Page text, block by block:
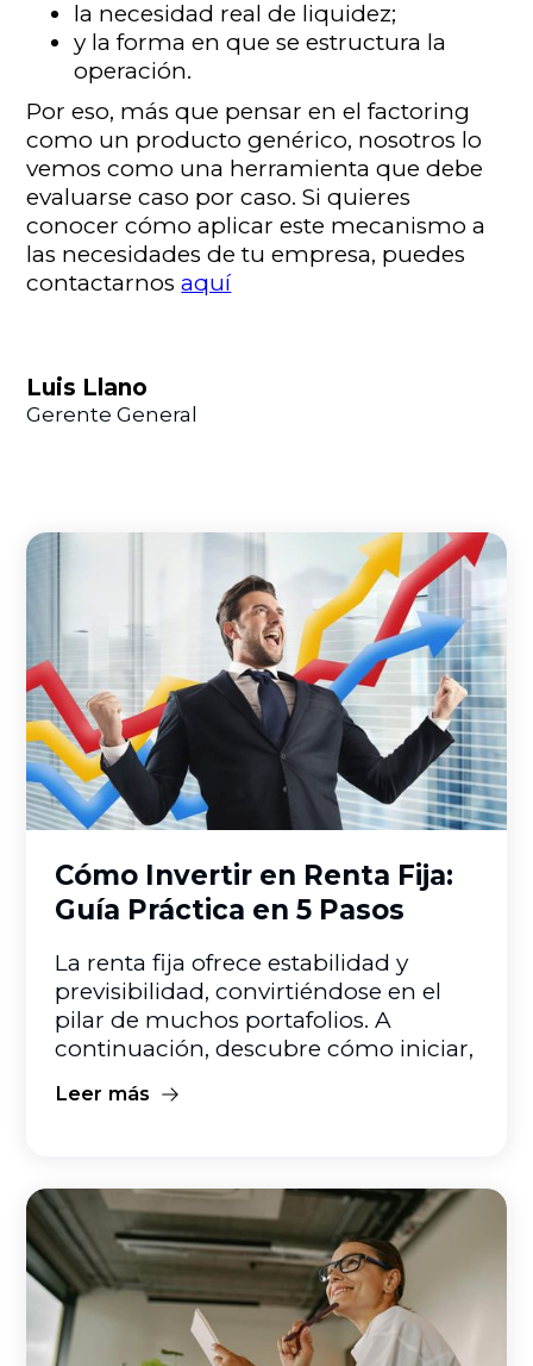
la necesidad real de liquidez;
y la forma en que se estructura la
operación.
Por eso, más que pensar en el factoring
como un producto genérico, nosotros lo
vemos como una herramienta que debe
evaluarse caso por caso. Si quieres
conocer cómo aplicar este mecanismo a
las necesidades de tu empresa, puedes
contactarnosaquí
Luis Llano
Gerente General
Cómo Invertir en Renta Fija:
Guía Práctica en 5 Pasos
La renta fija ofrece estabilidad y
previsibilidad, convirtiéndose en el
pilar de muchos portafolios. A
continuación, descubre cómo iniciar,
Leer más